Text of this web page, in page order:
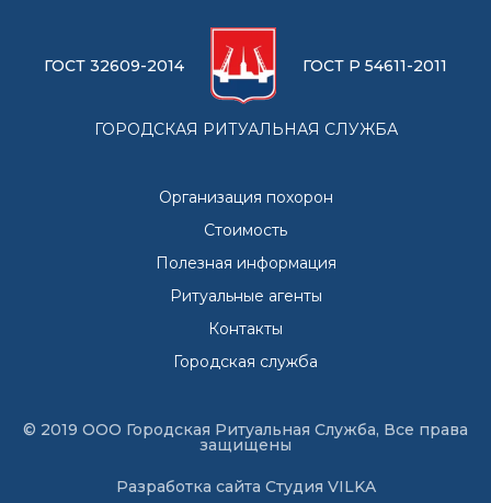
ГОСТ 32609-2014 ГОСТ Р 54611-2011
ГОРОДСКАЯ РИТУАЛЬНАЯ СЛУЖБА
Организация похорон
Стоимость
Полезная информация
Ритуальные агенты
Контакты
Городская служба
© 2019 ООО Городская Ритуальная Служба, Все права
защищены
Разработка сайта Студия VILKA